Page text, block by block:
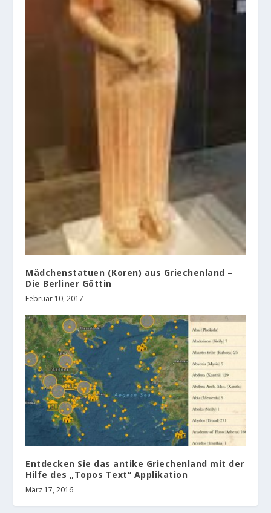
Mädchenstatuen (Koren) aus Griechenland –
Die Berliner Göttin
Februar 10, 2017
Entdecken Sie das antike Griechenland mit der
Hilfe des „Topos Text“ Applikation
März 17, 2016